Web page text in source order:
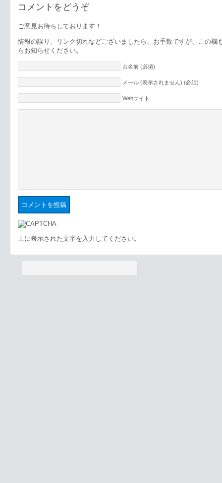
コメントをどうぞ
ご意見お待ちしております！
情報の誤り、リンク切れなどございましたら、お手数ですが、この欄
らお知らせください。
お名前 (必須)
メール (表示されません) (必須)
Webサイト
上に表示された文字を入力してください。